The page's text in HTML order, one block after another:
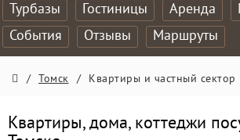
Турбазы Гостиницы Аренда
События
Отзывы Маршруты
/ Томск / Квартиры и частный сектор
Квартиры, дома, коттеджи